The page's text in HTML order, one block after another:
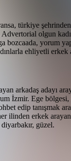
türkiye
olgun
bozcaada, yorum
ehliyetli
arkadaş adayı
İzmir. Ege
edip tanışmak
ilinden erkek
güzel.